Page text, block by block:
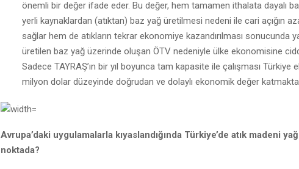
önemli bir değer ifade eder. Bu değer, hem tamamen ithalata dayalı
yerli kaynaklardan (atıktan) baz yağ üretilmesi nedeni ile cari açığın
sağlar hem de atıkların tekrar ekonomiye kazandırılması sonucunda
üretilen baz yağ üzerinde oluşan ÖTV nedeniyle ülke ekonomisine
Sadece TAYRAŞ’ın bir yıl boyunca tam kapasite ile çalışması Türkiye
milyon dolar düzeyinde doğrudan ve dolaylı ekonomik değer
Avrupa’daki uygulamalarla kıyaslandığında Türkiye’de atık madeni
noktada?